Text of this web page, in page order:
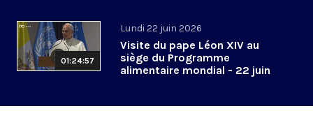
01:24:57
Lundi 22 juin 2026
Visite du pape Léon XIV au
siège du Programme
alimentaire mondial - 22 juin